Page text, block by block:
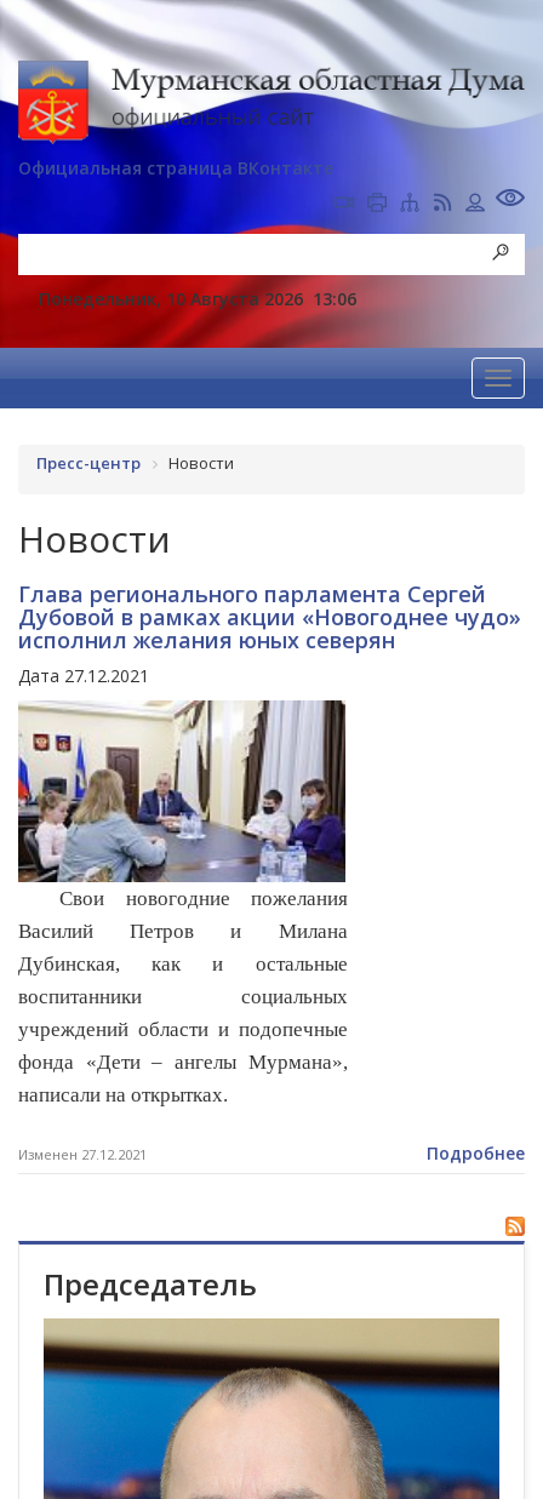
Официальная страница ВКонтакте
Понедельник, 10 Августа 2026 13:06
Пресс-центр Новости
Новости
Глава регионального парламента Сергей
Дубовой в рамках акции «Новогоднее чудо»
исполнил желания юных северян
Дата 27.12.2021
Свои новогодние пожелания
Василий Петров и Милана
Дубинская, как и остальные
воспитанники социальных
учреждений области и подопечные
фонда «Дети – ангелы Мурмана»,
написали на открытках.
Изменен 27.12.2021 Подробнее
Председатель